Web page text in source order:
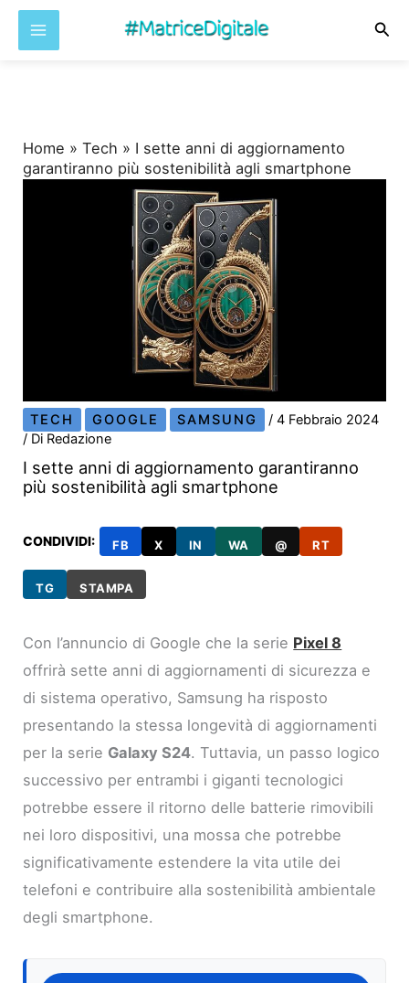
Home »Tech » I sette anni di aggiornamento
garantiranno più sostenibilità agli smartphone
TECH GOOGLE SAMSUNG /4 Febbraio 2024
/ Di Redazione
I sette anni di aggiornamento garantiranno
più sostenibilità agli smartphone
CONDIVIDI: FB X IN WA @ RT
TG STAMPA
Con l’annuncio di Google che la serie Pixel 8
offrirà sette anni di aggiornamenti di sicurezza e
di sistema operativo, Samsung ha risposto
presentando la stessa longevità di aggiornamenti
per la serie Galaxy S24. Tuttavia, un passo logico
successivo per entrambi i giganti tecnologici
potrebbe essere il ritorno delle batterie rimovibili
nei loro dispositivi, una mossa che potrebbe
significativamente estendere la vita utile dei
telefoni e contribuire alla sostenibilità ambientale
degli smartphone.